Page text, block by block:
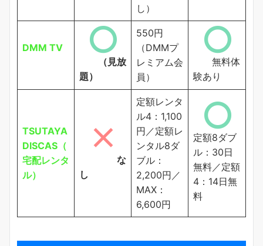
し）
DMM TV
（見放
題）
550円
（DMMプ
レミアム会
員）
無料体
験あり
TSUTAYA
DISCAS（
宅配レンタ
ル）
な
し
定額レンタ
ル4：1,100
円／定額レ
ンタル8ダ
ブル：
2,200円／
MAX：
6,600円
定額8ダブ
ル：30日
無料／定額
4：14日無
料